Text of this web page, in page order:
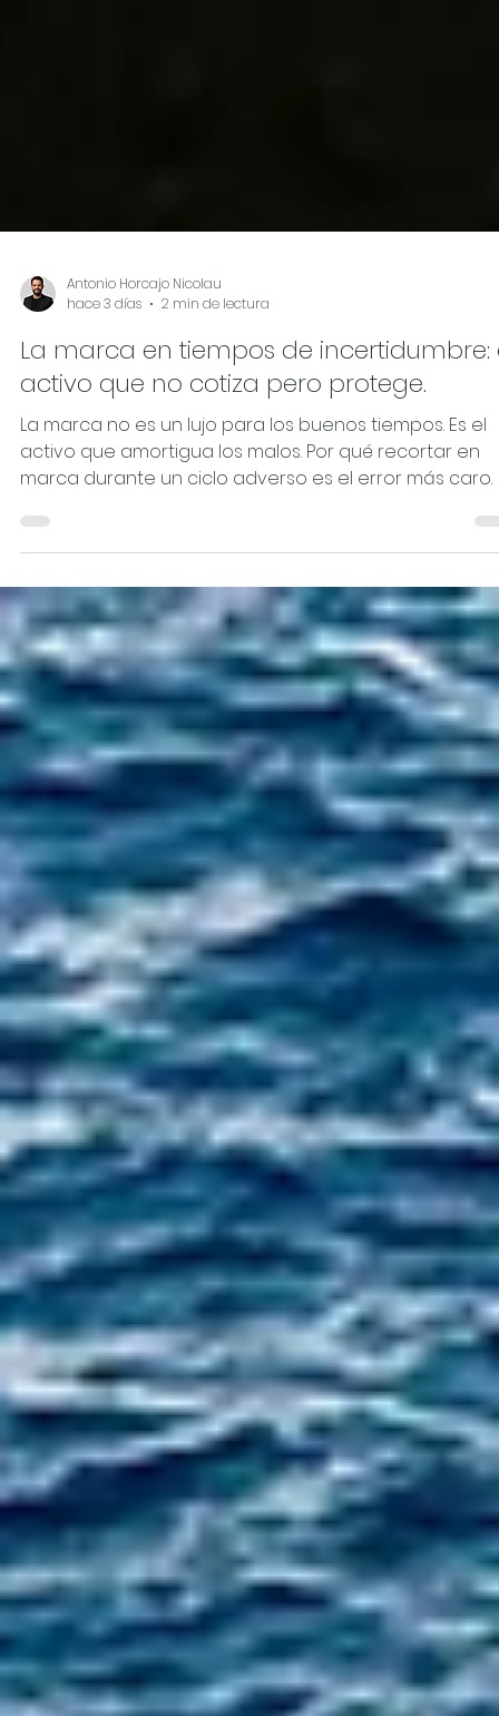
Antonio Horcajo Nicolau
hace 3 días
2 min de lectura
La marca en tiempos de incertidumbre:
activo que no cotiza pero protege.
La marca no es un lujo para los buenos tiempos. Es el
activo que amortigua los malos. Por qué recortar en
marca durante un ciclo adverso es el error más caro.